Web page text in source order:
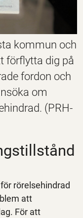
kommun och
förflytta dig på
fordon och
om
(PRH-
rörelsehindrad
att
För att